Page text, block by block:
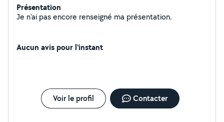
Présentation
Je n'ai pas encore renseigné ma présentation.
Aucun avis pour l'instant
Voir le profil Contacter